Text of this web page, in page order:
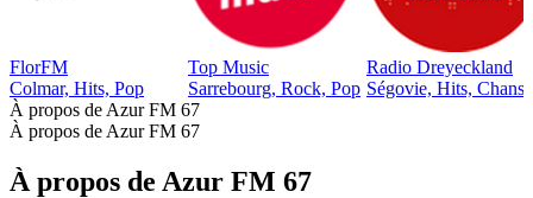
FlorFM
Colmar, Hits, Pop
Top Music
Sarrebourg, Rock, Pop
Radio Dreyeckland
Ségovie, Hits,
À propos de Azur FM 67
À propos de Azur FM 67
À propos de Azur FM 67